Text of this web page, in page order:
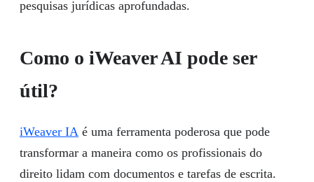
pesquisas jurídicas aprofundadas.
Como o iWeaver AI pode ser
útil?
iWeaver IA é uma ferramenta poderosa que pode
transformar a maneira como os profissionais do
direito lidam com documentos e tarefas de escrita.